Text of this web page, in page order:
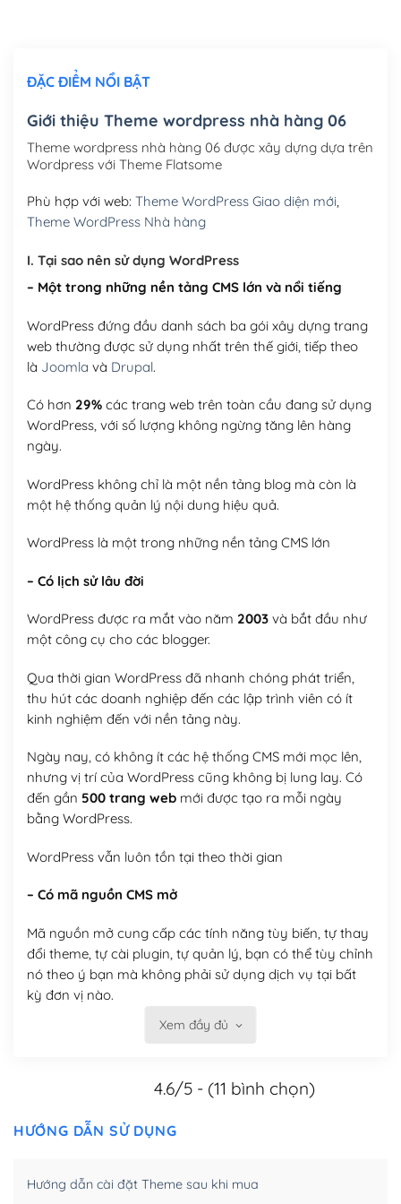
Mua thêm Host + Tên miền
Tên miền quốc tế .com .net .org (1 năm)
Tên miền Việt Nam .vn (1 năm)(+550,000₫)
Hosting 3GB SSD (1 năm)
Hosting 5GB SSD (1 năm)
Hosting 8GB SSD (1 năm) (+950,000₫)
ĐẶC ĐIỂM NỔI BẬT
Giới thiệu Theme wordpress nhà hàng 06
Theme wordpress nhà hàng 06 được xây dựng dựa trên
Wordpress với Theme Flatsome
Phù hợp với web: Theme WordPress Giao diện mới,
Theme WordPress Nhà hàng
I. Tại sao nên sử dụng WordPress
– Một trong những nền tảng CMS lớn và nổi tiếng
WordPress đứng đầu danh sách ba gói xây dựng trang
web thường được sử dụng nhất trên thế giới, tiếp theo
là Joomla và Drupal.
Có hơn 29%các trang web trên toàn cầu đang sử dụng
WordPress, với số lượng không ngừng tăng lên hàng
ngày.
WordPress không chỉ là một nền tảng blog mà còn là
một hệ thống quản lý nội dung hiệu quả.
WordPress là một trong những nền tảng CMS lớn
– Có lịch sử lâu đời
WordPress được ra mắt vào năm 2003và bắt đầu như
một công cụ cho các blogger.
Qua thời gian WordPress đã nhanh chóng phát triển,
thu hút các doanh nghiệp đến các lập trình viên có ít
kinh nghiệm đến với nền tảng này.
Ngày nay, có không ít các hệ thống CMS mới mọc lên,
nhưng vị trí của WordPress cũng không bị lung lay. Có
đến gần 500 trang webmới được tạo ra mỗi ngày
bằng WordPress.
WordPress vẫn luôn tồn tại theo thời gian
– Có mã nguồn CMS mở
Mã nguồn mở cung cấp các tính năng tùy biến, tự thay
đổi theme, tự cài plugin, tự quản lý, bạn có thể tùy chỉnh
nó theo ý bạn mà không phải sử dụng dịch vụ tại bất
kỳ đơn vị nào.
Việc của bạn là đăng ký một tên miền và hosting để
Có thể tùy biến trên website WordPress
– Thân thiện với công cụ tìm kiếm
WordPress bao gồm nhiều công cụ và plugin để tối ưu
Xem đầy đủ
4.6/5 - (11 bình chọn)
HƯỚNG DẪN SỬ DỤNG
Hướng dẫn cài đặt Theme sau khi mua